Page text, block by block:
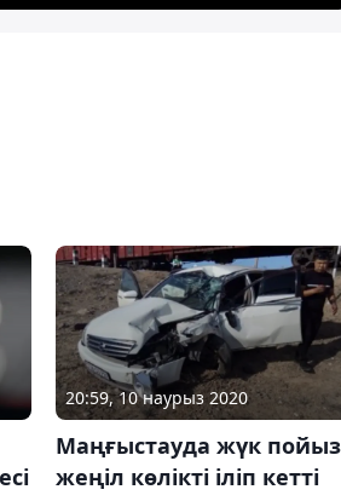
20:59, 10 наурыз 2020
Маңғыстауда жүк
жеңіл көлікті іліп кетті